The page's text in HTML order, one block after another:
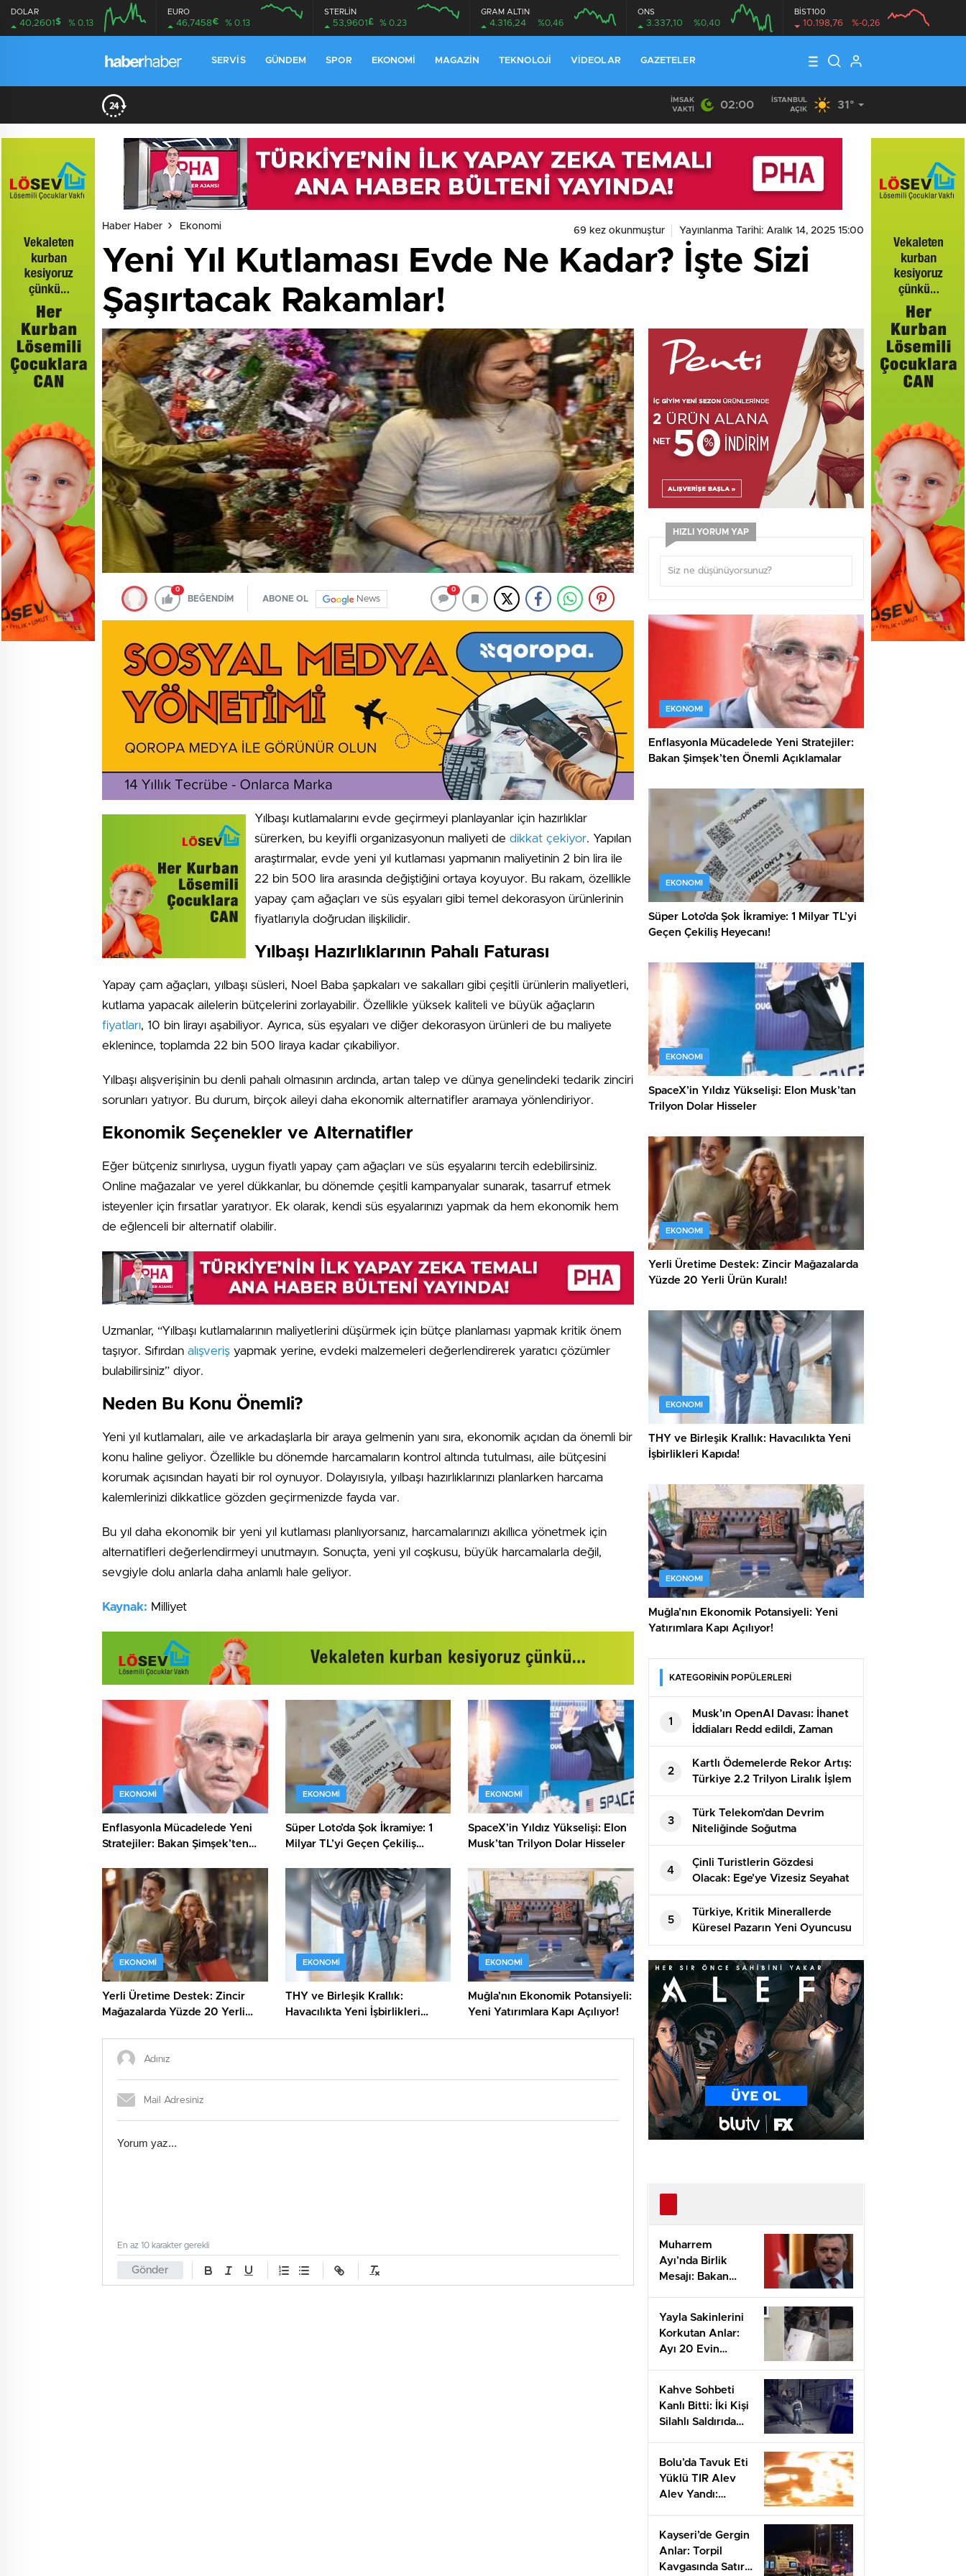
DOLAR
40,2601 $ % 0.13
EURO
46,7458€ % 0.13
STERLİN
53,9601 £ % 0.23
GRAM ALTIN
4.316,24 %0,46
ONS
3.337,10 %0,40
BİST100
10.198,76 %-0,26
SERVIS GÜNDEM SPOR EKONOMI MAGAZIN TEKNOLOJI VIDEOLAR GAZETELER
İMSAK
VAKTI
02:00
İSTANBUL
AÇIK
31°
Haber Haber Ekonomi 69 kez okunmuştur Yayınlanma Tarihi: Aralık 14, 2025 15:00
Yeni Yıl Kutlaması Evde Ne Kadar? İşte Sizi
Şaşırtacak Rakamlar!
0
BEĞENDİM ABONE OL News
0
Yılbaşı kutlamalarını evde geçirmeyi planlayanlar için hazırlıklar
sürerken, bu keyifli organizasyonun maliyeti de dikkat çekiyor. Yapılan
araştırmalar, evde yeni yıl kutlaması yapmanın maliyetinin 2 bin lira ile
22 bin 500 lira arasında değiştiğini ortaya koyuyor. Bu rakam, özellikle
yapay çam ağaçları ve süs eşyaları gibi temel dekorasyon ürünlerinin
fiyatlarıyla doğrudan ilişkilidir.
Yılbaşı Hazırlıklarının Pahalı Faturası
Yapay çam ağaçları, yılbaşı süsleri, Noel Baba şapkaları ve sakalları gibi çeşitli ürünlerin maliyetleri,
kutlama yapacak ailelerin bütçelerini zorlayabilir. Özellikle yüksek kaliteli ve büyük ağaçların
fiyatları, 10 bin lirayı aşabiliyor. Ayrıca, süs eşyaları ve diğer dekorasyon ürünleri de bu maliyete
eklenince, toplamda 22 bin 500 liraya kadar çıkabiliyor.
Yılbaşı alışverişinin bu denli pahalı olmasının ardında, artan talep ve dünya genelindeki tedarik zinciri
sorunları yatıyor. Bu durum, birçok aileyi daha ekonomik alternatifler aramaya yönlendiriyor.
Ekonomik Seçenekler ve Alternatifler
Eğer bütçeniz sınırlıysa, uygun fiyatlı yapay çam ağaçları ve süs eşyalarını tercih edebilirsiniz.
Online mağazalar ve yerel dükkanlar, bu dönemde çeşitli kampanyalar sunarak, tasarruf etmek
isteyenler için fırsatlar yaratıyor. Ek olarak, kendi süs eşyalarınızı yapmak da hem ekonomik hem
de eğlenceli bir alternatif olabilir.
Uzmanlar, “Yılbaşı kutlamalarının maliyetlerini düşürmek için bütçe planlaması yapmak kritik önem
taşıyor. Sıfırdan alışveriş yapmak yerine, evdeki malzemeleri değerlendirerek yaratıcı çözümler
bulabilirsiniz” diyor.
Neden Bu Konu Önemli?
Yeni yıl kutlamaları, aile ve arkadaşlarla bir araya gelmenin yanı sıra, ekonomik açıdan da önemli bir
konu haline geliyor. Özellikle bu dönemde harcamaların kontrol altında tutulması, aile bütçesini
korumak açısından hayati bir rol oynuyor. Dolayısıyla, yılbaşı hazırlıklarınızı planlarken harcama
kalemlerinizi dikkatlice gözden geçirmenizde fayda var.
Bu yıl daha ekonomik bir yeni yıl kutlaması planlıyorsanız, harcamalarınızı akıllıca yönetmek için
alternatifleri değerlendirmeyi unutmayın. Sonuçta, yeni yıl coşkusu, büyük harcamalarla değil,
sevgiyle dolu anlarla daha anlamlı hale geliyor.
Kaynak: Milliyet
EKONOMI
Enflasyonla Mücadelede Yeni
Stratejiler: Bakan Şimşek’ten
EKONOMI
Süper Loto’da Şok İkramiye: 1
Milyar TL’yi Geçen Çekiliş
EKONOMI
SpaceX’in Yıldız Yükselişi: Elon
Musk’tan Trilyon Dolar Hisseler
EKONOMI
Yerli Üretime Destek: Zincir
Mağazalarda Yüzde 20 Yerli
EKONOMI
THY ve Birleşik Krallık:
Havacılıkta Yeni İşbirlikleri
EKONOMI
Muğla’nın Ekonomik Potansiyeli:
Yeni Yatırımlara Kapı Açılıyor!
Gönder
En az 10 karakter gerekli
HIZLI YORUM YAP
EKONOMI
Enflasyonla Mücadelede Yeni Stratejiler:
Bakan Şimşek’ten Önemli Açıklamalar
EKONOMI
Süper Loto’da Şok İkramiye: 1 Milyar TL’yi
Geçen Çekiliş Heyecanı!
EKONOMI
SpaceX’in Yıldız Yükselişi: Elon Musk’tan
Trilyon Dolar Hisseler
EKONOMI
Yerli Üretime Destek: Zincir Mağazalarda
Yüzde 20 Yerli Ürün Kuralı!
EKONOMI
THY ve Birleşik Krallık: Havacılıkta Yeni
İşbirlikleri Kapıda!
EKONOMI
Muğla’nın Ekonomik Potansiyeli: Yeni
Yatırımlara Kapı Açılıyor!
KATEGORİNİN POPÜLERLERİ
1
Musk’ın OpenAI Davası: İhanet
İddiaları Redd edildi, Zaman
Aşımı Sonuç Getirdi
2
Kartlı Ödemelerde Rekor Artış:
Türkiye 2.2 Trilyon Liralık İşlem
Yaptı!
3
Türk Telekom’dan Devrim
Niteliğinde Soğutma
Teknolojisi: Tasarruf Rekorları
4
Çinli Turistlerin Gözdesi
Olacak: Ege’ye Vizesiz Seyahat
Fırsatı!
5
Türkiye, Kritik Minerallerde
Küresel Pazarın Yeni Oyuncusu
Olma Yolunda!
Muharrem
Ayı’nda Birlik
Mesajı: Bakan
Açıklamalar
Yayla Sakinlerini
Korkutan Anlar:
Ayı 20 Evin
Kahve Sohbeti
Kanlı Bitti: İki Kişi
Silahlı Saldırıda
Bolu’da Tavuk Eti
Yüklü TIR Alev
Alev Yandı:
Kayseri’de Gergin
Anlar: Torpil
Kavgasında Satır